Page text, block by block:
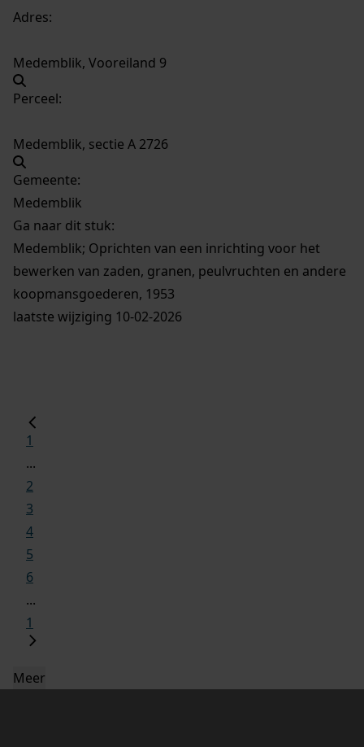
Adres:
Medemblik, Vooreiland 9
Perceel:
Medemblik, sectie A 2726
Gemeente:
Medemblik
Ga naar dit stuk:
Medemblik; Oprichten van een inrichting voor het
bewerken van zaden, granen, peulvruchten en andere
koopmansgoederen, 1953
laatste wijziging 10-02-2026
1
...
2
3
4
5
6
...
1
Meer